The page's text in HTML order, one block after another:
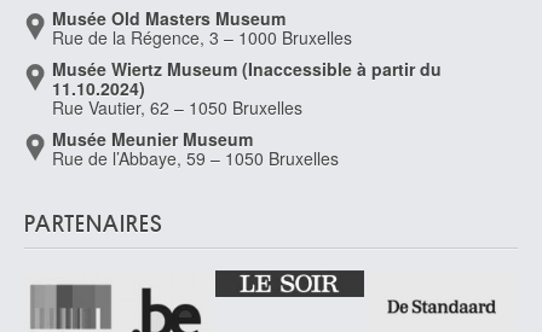
Musée Old Masters Museum
Rue de la Régence, 3 – 1000 Bruxelles
Musée Wiertz Museum (Inaccessible à partir du
11.10.2024)
Rue Vautier, 62 – 1050 Bruxelles
Musée Meunier Museum
Rue de l’Abbaye, 59 – 1050 Bruxelles
PARTENAIRES